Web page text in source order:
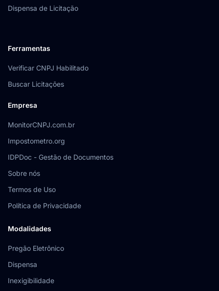
Dispensa de Licitação
Ferramentas
Verificar CNPJ Habilitado
Buscar Licitações
Empresa
MonitorCNPJ.com.br
Impostometro.org
IDPDoc - Gestão de Documentos
Sobre nós
Termos de Uso
Política de Privacidade
Modalidades
Pregão Eletrônico
Dispensa
Inexigibilidade